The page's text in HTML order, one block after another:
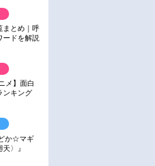
まとめ｜呼
ードを解説
メ】面白
ンキング
ンル別人
か☆マギ
〉』